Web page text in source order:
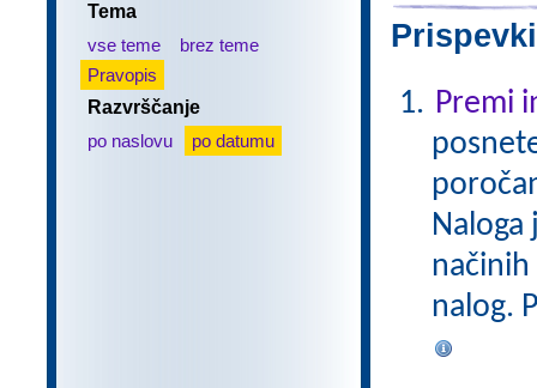
Tema
vse teme
brez teme
Pravopis
Razvrščanje
po naslovu
po datumu
Premi
Naloga
načinih
nalog.